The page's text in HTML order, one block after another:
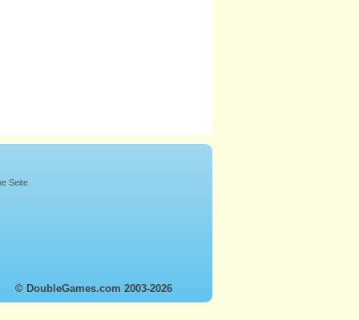
Seite
© DoubleGames.com 2003-2026